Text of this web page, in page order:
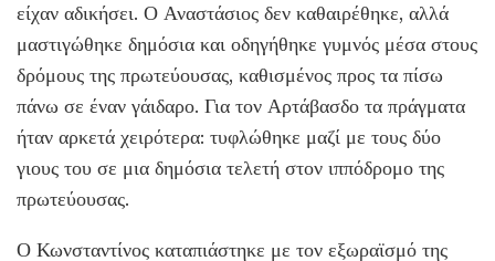
είχαν αδικήσει. Ο Αναστάσιος δεν καθαιρέθηκε, αλλά
μαστιγώθηκε δημόσια και οδηγήθηκε γυμνός μέσα στους
δρόμους της πρωτεύουσας, καθισμένος προς τα πίσω
πάνω σε έναν γάιδαρο. Για τον Αρτάβασδο τα πράγματα
ήταν αρκετά χειρότερα: τυφλώθηκε μαζί με τους δύο
γιους του σε μια δημόσια τελετή στον ιππόδρομο της
πρωτεύουσας.
Ο Κωνσταντίνος καταπιάστηκε με τον εξωραϊσμό της